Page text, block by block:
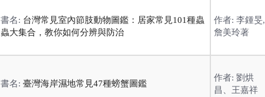
書名: 台灣常見室內節肢動物圖鑑：居家常見101種蟲
蟲大集合，教你如何分辨與防治
作者: 李鍾旻,
詹美玲著
書名: 臺灣海岸濕地常見47種螃蟹圖鑑
作者: 劉烘
昌、王嘉祥